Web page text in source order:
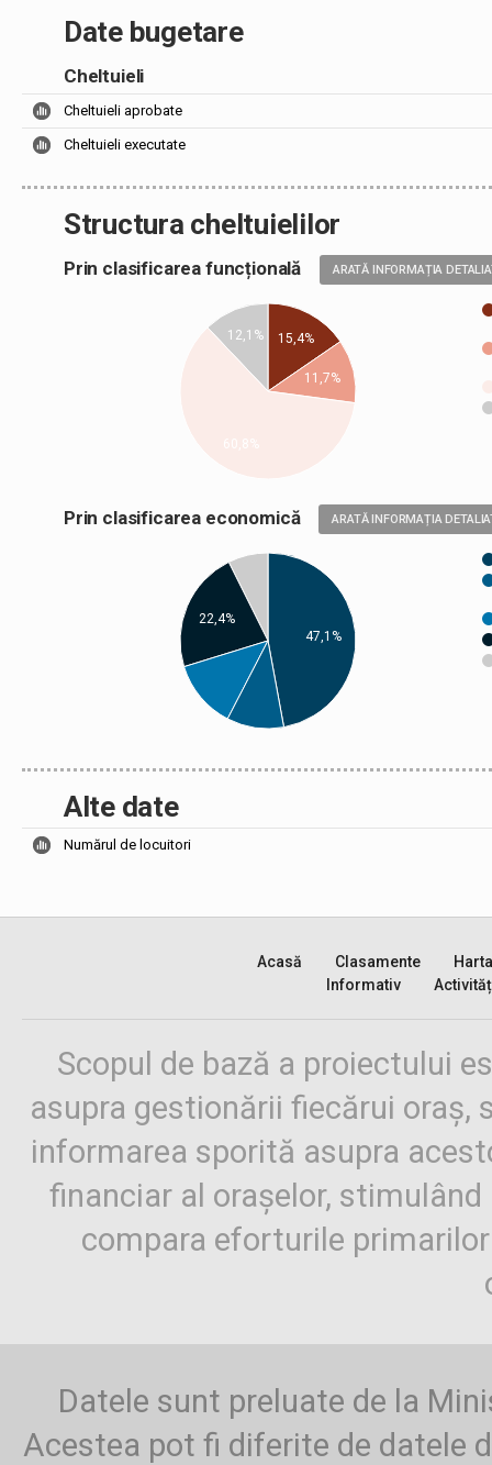
Date bugetare
Cheltuieli
Cheltuieli aprobate
Cheltuieli executate
Structura cheltuielilor
Prin clasificarea funcțională ARATĂ INFORMAȚIA
15,4%
11,7%
12,1%
Prin clasificarea economică ARATĂ INFORMAȚIA
47,1%
22,4%
Alte date
Numărul de locuitori
Acasă Clasamente
Harta
Informativ
Scopul de bază a proiectului
asupra gestionării fiecărui oraș,
informarea sporită asupra
financiar al orașelor,
compara eforturile
Datele sunt preluate de la
Acestea pot fi diferite de datele